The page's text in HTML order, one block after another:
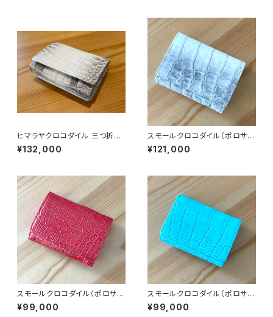
ヒマラヤクロコダイル 三つ折
り ミニウォレット
¥132,000
スモールクロコダイル（ポロサ
ス） コンパクトウォレット 三
つ折り ヒマラヤ
¥121,000
スモールクロコダイル（ポロサ
ス） コンパクトウォレット 三
つ折り シルバーレッド
¥99,000
スモールクロコダイル（ポロサ
ス） コンパクトウォレット 三
つ折り サイクロン
¥99,000